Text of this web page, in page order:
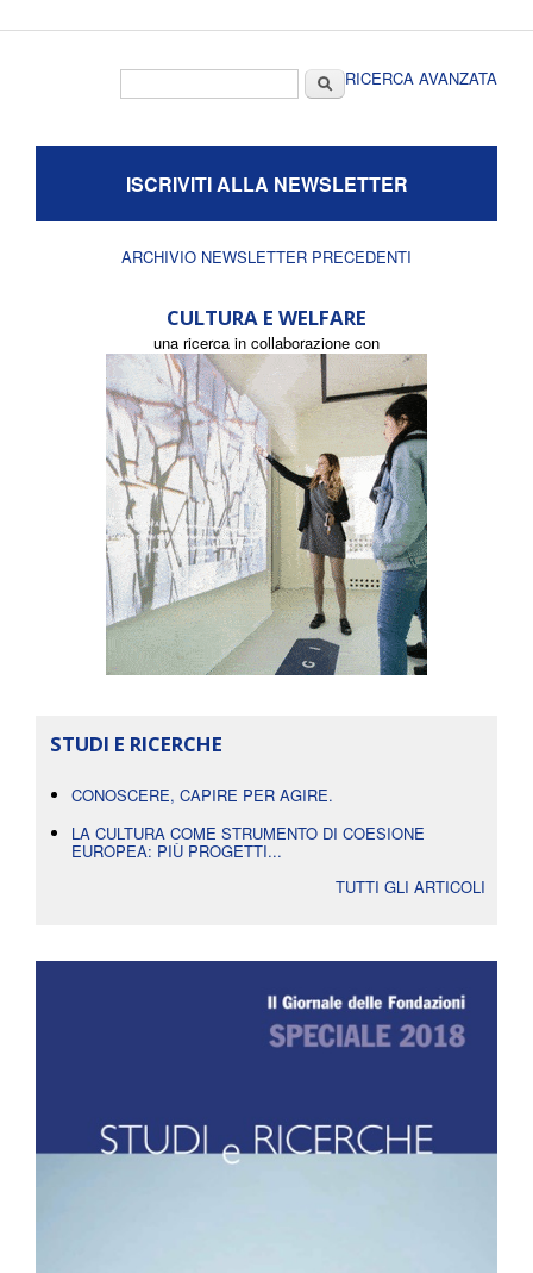
CercaRICERCA AVANZATA
ISCRIVITI ALLA NEWSLETTER
ARCHIVIO NEWSLETTER PRECEDENTI
CULTURA E WELFARE
una ricerca in collaborazione con
STUDI E RICERCHE
CONOSCERE, CAPIRE PER AGIRE.
LA CULTURA COME STRUMENTO DI COESIONE
EUROPEA: PIÙ PROGETTI...
TUTTI GLI ARTICOLI